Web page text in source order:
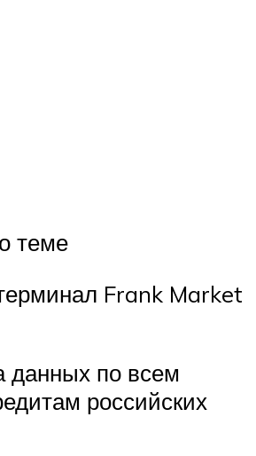
теме
Frank Market
данных по всем
российских